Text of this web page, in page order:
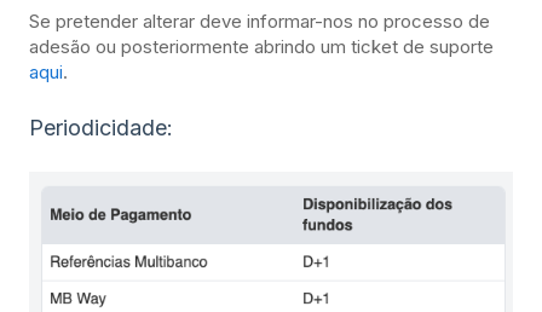
Se pretender alterar deve informar-nos no processo de
adesão ou posteriormente abrindo um ticket de suporte
aqui.
Periodicidade: